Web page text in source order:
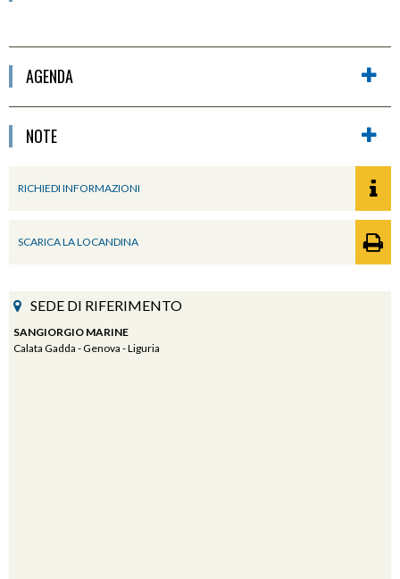
AGENDA
NOTE
RICHIEDI INFORMAZIONI
SCARICA LA LOCANDINA
SEDE DI RIFERIMENTO
SANGIORGIO MARINE
Calata Gadda - Genova - Liguria